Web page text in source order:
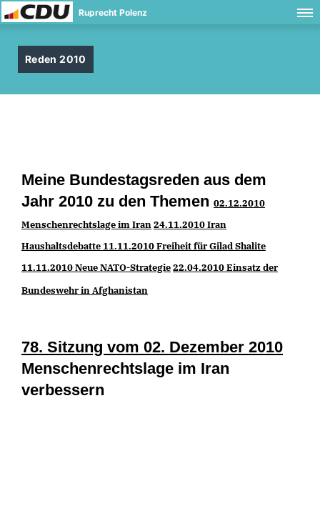
Ruprecht Polenz
Reden 2010
Meine Bundestagsreden aus dem
Jahr 2010 zu den Themen 02.12.2010
Menschenrechtslage im Iran24.11.2010 Iran
Haushaltsdebatte11.11.2010 Freiheit für Gilad Shalite
11.11.2010 Neue NATO-Strategie22.04.2010 Einsatz der
Bundeswehr in Afghanistan
78. Sitzung vom 02. Dezember 2010
Menschenrechtslage im Iran
verbessern